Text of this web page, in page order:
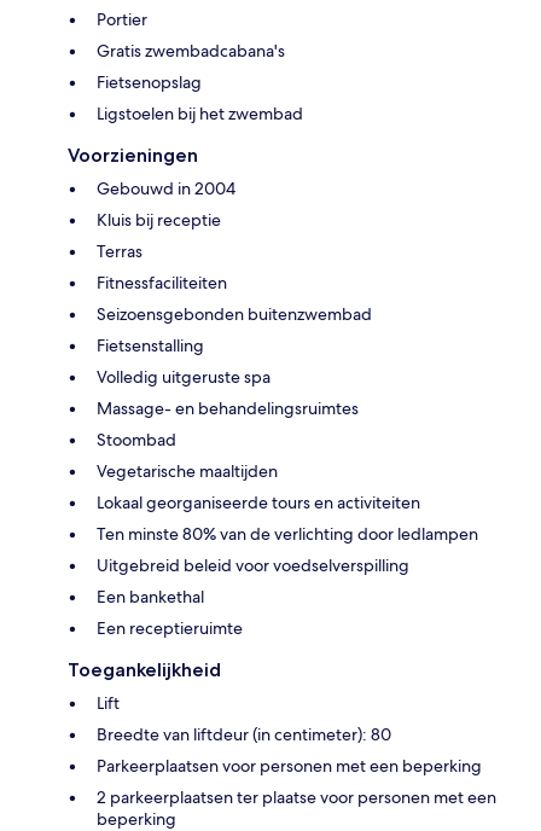
Portier
Gratis zwembadcabana's
Fietsenopslag
Ligstoelen bij het zwembad
Voorzieningen
Gebouwd in 2004
Kluis bij receptie
Terras
Fitnessfaciliteiten
Seizoensgebonden buitenzwembad
Fietsenstalling
Volledig uitgeruste spa
Massage- en behandelingsruimtes
Stoombad
Vegetarische maaltijden
Lokaal georganiseerde tours en activiteiten
Ten minste 80% van de verlichting door ledlampen
Uitgebreid beleid voor voedselverspilling
Een bankethal
Een receptieruimte
Toegankelijkheid
Lift
Breedte van liftdeur (in centimeter): 80
Parkeerplaatsen voor personen met een beperking
2 parkeerplaatsen ter plaatse voor personen met een
beperking